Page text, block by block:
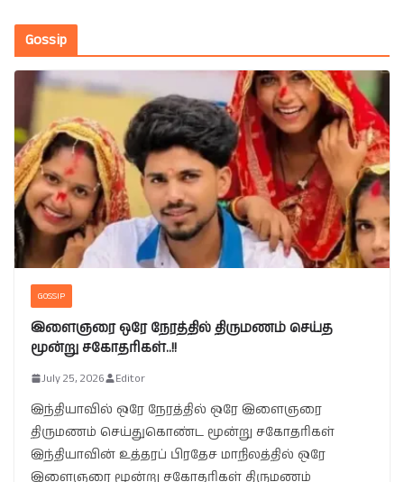
Gossip
GOSSIP
இளைஞரை ஒரே நேரத்தில் திருமணம் செய்த
மூன்று சகோதரிகள்..!!
July 25, 2026 Editor
இந்தியாவில் ஒரே நேரத்தில் ஒரே இளைஞரை
திருமணம் செய்துகொண்ட மூன்று சகோதரிகள்
இந்தியாவின் உத்தரப் பிரதேச மாநிலத்தில் ஒரே
இளைஞரை மூன்று சகோதரிகள் திருமணம்